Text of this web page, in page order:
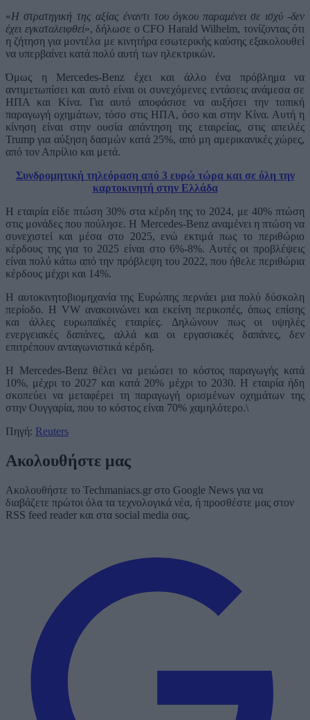
«Η στρατηγική της αξίας έναντι του όγκου παραμένει σε ισχύ -δεν
έχει εγκαταλειφθεί», δήλωσε ο CFO Harald Wilhelm, τονίζοντας ότι
η ζήτηση για μοντέλα με κινητήρα εσωτερικής καύσης εξακολουθεί
να υπερβαίνει κατά πολύ αυτή των ηλεκτρικών.
Όμως η Mercedes-Benz έχει και άλλο ένα πρόβλημα να
αντιμετωπίσει και αυτό είναι οι συνεχόμενες εντάσεις ανάμεσα σε
ΗΠΑ και Κίνα. Για αυτό αποφάσισε να αυξήσει την τοπική
παραγωγή οχημάτων, τόσο στις ΗΠΑ, όσο και στην Κίνα. Αυτή η
κίνηση είναι στην ουσία απάντηση της εταιρείας, στις απειλές
Trump για αύξηση δασμών κατά 25%, από μη αμερικανικές χώρες,
από τον Απρίλιο και μετά.
Συνδρομητική τηλεόραση από 3 ευρώ τώρα και σε όλη την
καρτοκινητή στην Ελλάδα
Η εταιρία είδε πτώση 30% στα κέρδη της το 2024, με 40% πτώση
στις μονάδες που πούλησε. Η Mercedes-Benz αναμένει η πτώση να
συνεχιστεί και μέσα στο 2025, ενώ εκτιμά πως το περιθώριο
κέρδους της για το 2025 είναι στο 6%-8%. Αυτές οι προβλέψεις
είναι πολύ κάτω από την πρόβλεψη του 2022, που ήθελε περιθώρια
κέρδους μέχρι και 14%.
Η αυτοκινητοβιομηχανία της Ευρώπης περνάει μια πολύ δύσκολη
περίοδο. Η VW ανακοινώνει και εκείνη περικοπές, όπως επίσης
και άλλες ευρωπαϊκές εταιρίες. Δηλώνουν πως οι υψηλές
ενεργειακές δαπάνες, αλλά και οι εργασιακές δαπάνες, δεν
επιτρέπουν ανταγωνιστικά κέρδη.
Η Mercedes-Benz θέλει να μειώσει το κόστος παραγωγής κατά
10%, μέχρι το 2027 και κατά 20% μέχρι το 2030. Η εταιρία ήδη
σκοπεύει να μεταφέρει τη παραγωγή ορισμένων οχημάτων της
στην Ουγγαρία, που το κόστος είναι 70% χαμηλότερο.\
Πηγή: Reuters
Ακολουθήστε μας
Ακολουθήστε το Techmaniacs.gr στο Google News για να
διαβάζετε πρώτοι όλα τα τεχνολογικά νέα, ή προσθέστε μας στον
RSS feed reader και στα social media σας.